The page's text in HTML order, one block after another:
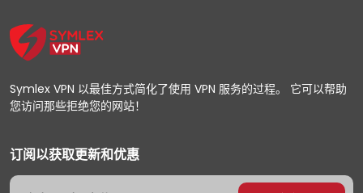
Symlex VPN 以最佳方式简化了使用 VPN 服务的过程。 它可以帮助
您访问那些拒绝您的网站！
订阅以获取更新和优惠